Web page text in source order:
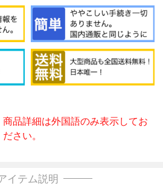
品詳細は外国語のみ表示してお
さい。
イテム説明